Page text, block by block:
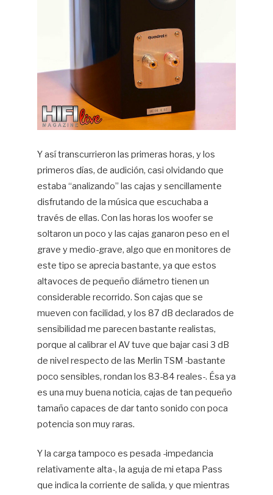
Y así transcurrieron las primeras horas, y los
primeros días, de audición, casi olvidando que
estaba “analizando” las cajas y sencillamente
disfrutando de la música que escuchaba a
través de ellas. Con las horas los woofer se
soltaron un poco y las cajas ganaron peso en el
grave y medio-grave, algo que en monitores de
este tipo se aprecia bastante, ya que estos
altavoces de pequeño diámetro tienen un
considerable recorrido. Son cajas que se
mueven con facilidad, y los 87 dB declarados de
sensibilidad me parecen bastante realistas,
porque al calibrar el AV tuve que bajar casi 3 dB
de nivel respecto de las Merlin TSM -bastante
poco sensibles, rondan los 83-84 reales-. Ésa ya
es una muy buena noticia, cajas de tan pequeño
tamaño capaces de dar tanto sonido con poca
potencia son muy raras.
Y la carga tampoco es pesada -impedancia
relativamente alta-, la aguja de mi etapa Pass
que indica la corriente de salida, y que mientras